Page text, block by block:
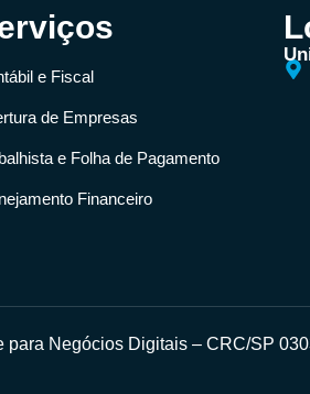
e Fiscal
de Empresas
e Folha de Pagamento
Financeiro
Negócios Digitais – CRC/SP